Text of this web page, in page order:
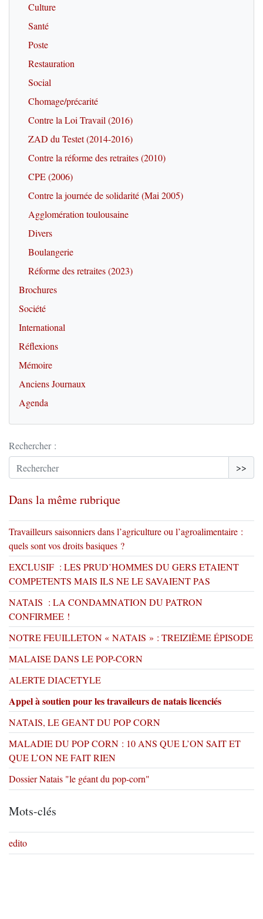
Culture
Santé
Poste
Restauration
Social
Chomage/précarité
Contre la Loi Travail (2016)
ZAD du Testet (2014-2016)
Contre la réforme des retraites (2010)
CPE (2006)
Contre la journée de solidarité (Mai 2005)
Agglomération toulousaine
Divers
Boulangerie
Réforme des retraites (2023)
Brochures
Société
International
Réflexions
Mémoire
Anciens Journaux
Agenda
Rechercher :
>>
Dans la même rubrique
Travailleurs saisonniers dans l’agriculture ou l’agroalimentaire :
quels sont vos droits basiques ?
EXCLUSIF : LES PRUD’HOMMES DU GERS ETAIENT
COMPETENTS MAIS ILS NE LE SAVAIENT PAS
NATAIS : LA CONDAMNATION DU PATRON
CONFIRMEE !
NOTRE FEUILLETON « NATAIS » : TREIZIÈME ÉPISODE
MALAISE DANS LE POP-CORN
ALERTE DIACETYLE
Appel à soutien pour les travaileurs de natais licenciés
NATAIS, LE GEANT DU POP CORN
MALADIE DU POP CORN : 10 ANS QUE L’ON SAIT ET
QUE L’ON NE FAIT RIEN
Dossier Natais "le géant du pop-corn"
Mots-clés
edito